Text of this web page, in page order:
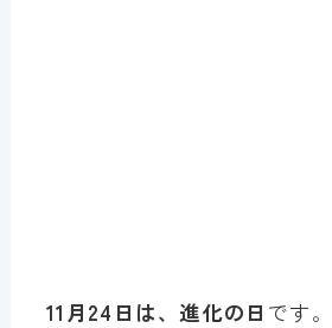
11月24日は、進化の日 です。